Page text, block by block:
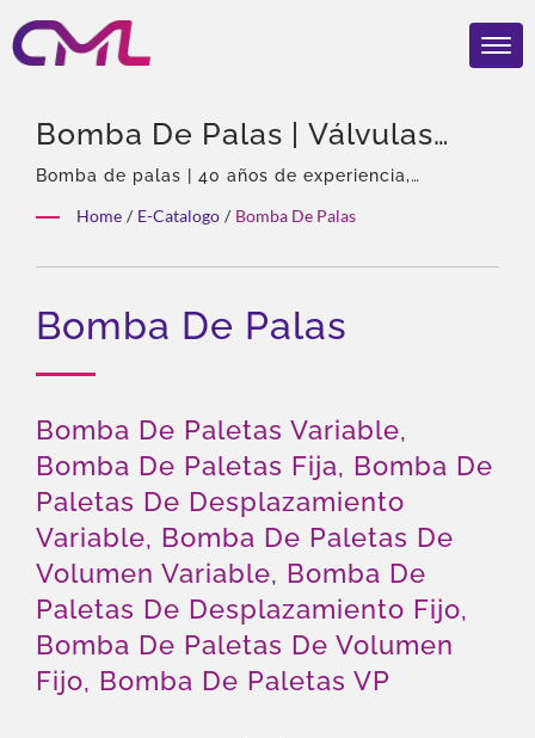
Bomba De Palas | Válvulas
Hidráulicas Certificadas Por
EMC, ISO 9001 Y CE – El
Reconocimiento Global De
Bomba de palas | 40 años de experiencia,
Distribución global.
Home / E-Catalogo / Bomba De Palas
Bomba De Palas
Bomba De Paletas Variable,
Bomba De Paletas Fija, Bomba De
Paletas De Desplazamiento
Variable, Bomba De Paletas De
Volumen Variable, Bomba De
Paletas De Desplazamiento Fijo,
Bomba De Paletas De Volumen
Fijo, Bomba De Paletas VP